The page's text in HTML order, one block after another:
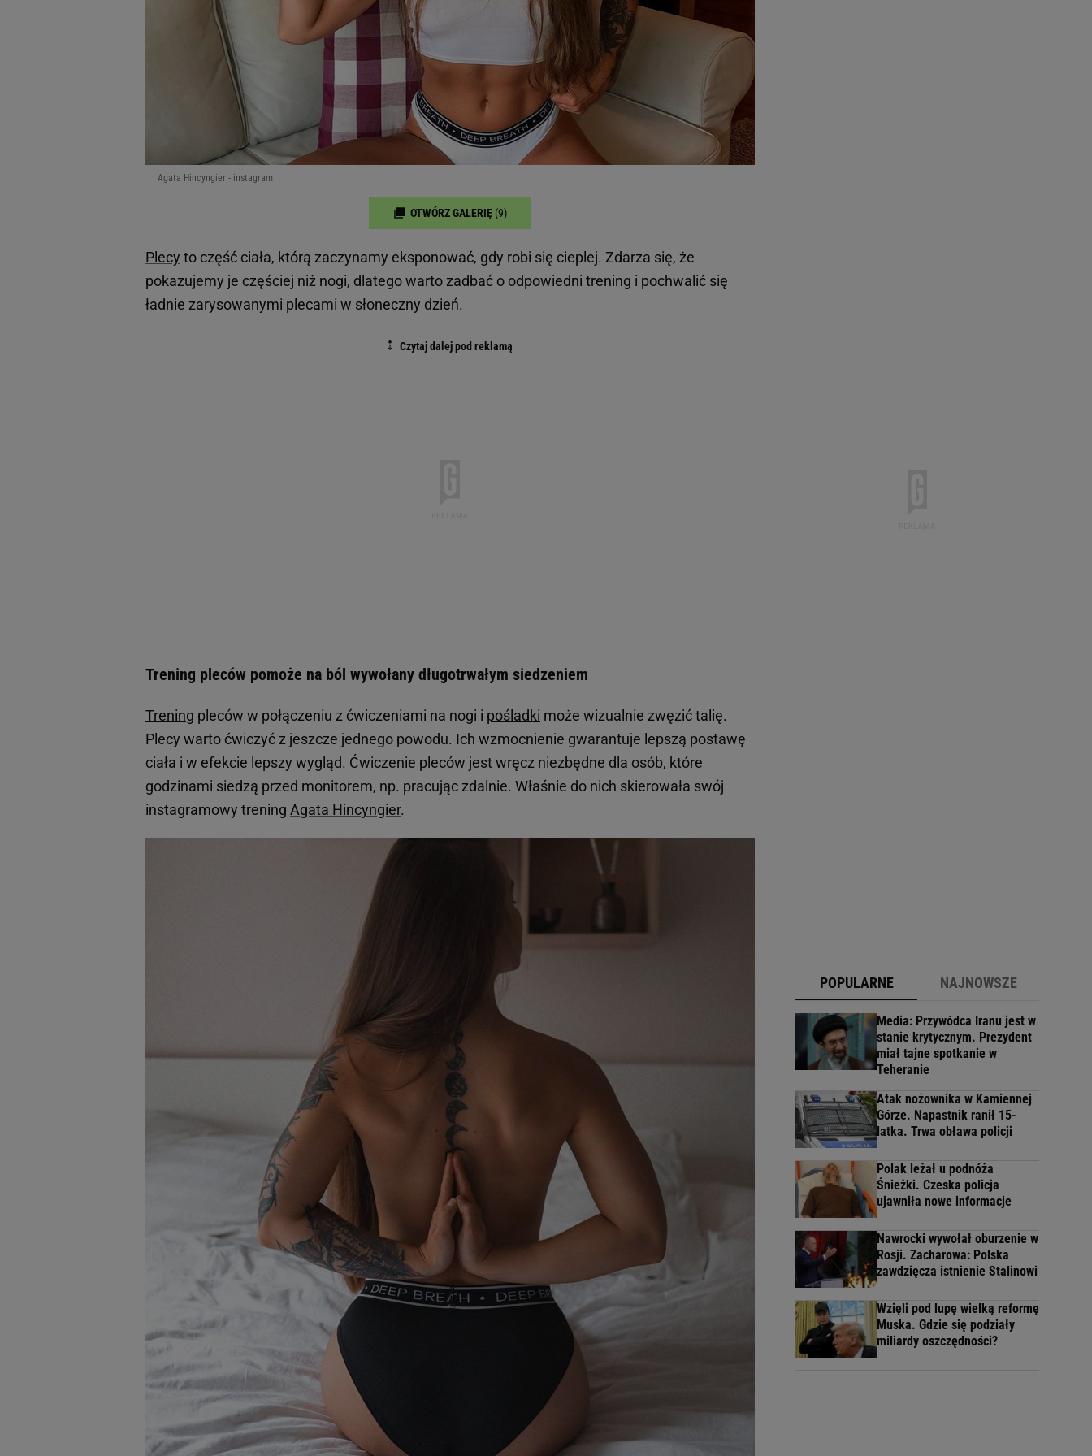
Agata Hincyngier - instagram
OTWÓRZ GALERIĘ (9)
Plecy to część ciała, którą zaczynamy eksponować, gdy robi się cieplej. Zdarza się, że
pokazujemy je częściej niż nogi, dlatego warto zadbać o odpowiedni trening i pochwalić się
ładnie zarysowanymi plecami w słoneczny dzień.
Trening pleców pomoże na ból wywołany długotrwałym siedzeniem
Trening pleców w połączeniu z ćwiczeniami na nogi i pośladki może wizualnie zwęzić talię.
Plecy warto ćwiczyć z jeszcze jednego powodu. Ich wzmocnienie gwarantuje lepszą postawę
ciała i w efekcie lepszy wygląd. Ćwiczenie pleców jest wręcz niezbędne dla osób, które
godzinami siedzą przed monitorem, np. pracując zdalnie. Właśnie do nich skierowała swój
instagramowy trening Agata Hincyngier.
POPULARNE NAJNOWSZE
Media: Przywódca Iranu jest w
stanie krytycznym. Prezydent
miał tajne spotkanie w
Teheranie
Atak nożownika w Kamiennej
Górze. Napastnik ranił 15-
latka. Trwa obława policji
Polak leżał u podnóża
Śnieżki. Czeska policja
ujawniła nowe informacje
Nawrocki wywołał oburzenie w
Rosji. Zacharowa: Polska
zawdzięcza istnienie Stalinowi
Wzięli pod lupę wielką reformę
Muska. Gdzie się podziały
miliardy oszczędności?